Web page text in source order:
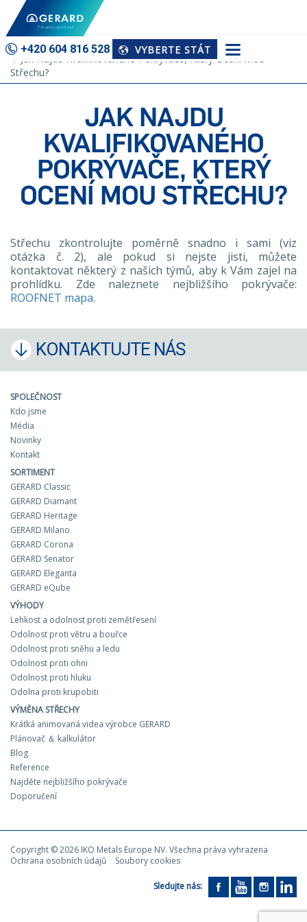
+420 604 816 528 VYBERTE STÁT
Domů
9 Otázek K Výměně Střechy
Jak Najdu Kvalifikovaného Pokrývače, Který Ocení Mou
Střechu?
JAK NAJDU
KVALIFIKOVANÉHO
POKRÝVAČE, KTERÝ
OCENÍ MOU STŘECHU?
Střechu zkontrolujte poměrně snadno i sami (viz
otázka č. 2), ale pokud si nejste jisti, můžete
kontaktovat některý z našich týmů, aby k Vám zajel na
prohlídku. Zde naleznete nejbližšího pokrývače:
ROOFNET mapa.
KONTAKTUJTE NÁS
SPOLEČNOST
Kdo jsme
Média
Novinky
Kontakt
SORTIMENT
GERARD Classic
GERARD Diamant
GERARD Heritage
GERARD Milano
GERARD Corona
GERARD Senator
GERARD Eleganta
GERARD eQube
VÝHODY
Lehkost a odolnost proti zemětřesení
Odolnost proti větru a bouřce
Odolnost proti sněhu a ledu
Odolnost proti ohni
Odolnost proti hluku
Odolna proti krupobiti
VÝMĚNA STŘECHY
Krátká animovaná videa výrobce GERARD
Plánovač ＆ kalkulátor
Blog
Reference
Najděte nejbližšího pokrývače
Doporučení
Copyright © 2026 IKO Metals Europe NV. Všechna práva vyhrazena
Ochrana osobních údajů
Soubory cookies
Sledujte nás: